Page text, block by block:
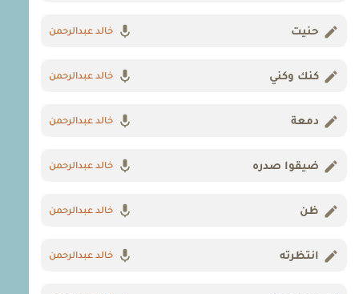
حنيت خالد عبدالرحمن
كنك وكني خالد عبدالرحمن
دمعة خالد عبدالرحمن
ضيقوا صدره خالد عبدالرحمن
ظن خالد عبدالرحمن
انتظرته خالد عبدالرحمن